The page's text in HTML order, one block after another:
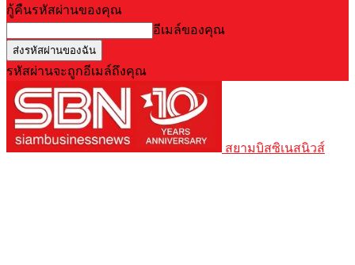
กู้คืนรหัสผ่านของคุณ
อีเมล์ของคุณ
รหัสผ่านจะถูกอีเมล์ถึงคุณ
สยามบิสซิเนสนิวส์